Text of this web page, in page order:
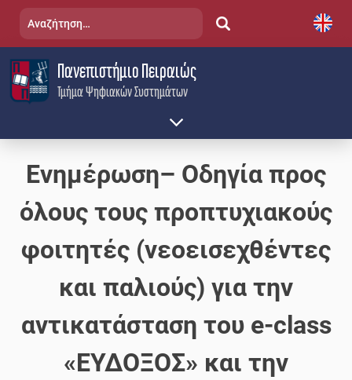
content
Τμήμα Ψηφιακών Συστημάτων
Πανεπιστήμιο Πειραιώς
Αναζήτηση
Ενημέρωση– Οδηγία προς
όλους τους προπτυχιακούς
φοιτητές (νεοεισεχθέντες
και παλιούς) για την
αντικατάσταση του e-class
«ΕΥΔΟΞΟΣ» και την